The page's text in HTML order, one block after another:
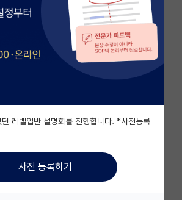
개랩)
후기 게시판
판
현재 석사 2학기인 평범한 학생이에요.
레벨업반 설명회를 진행합니다. *사전등록
사전 등록하기